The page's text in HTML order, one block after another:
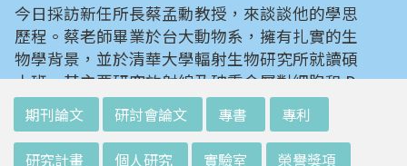
今日採訪新任所長蔡孟勳教授，來談談他的學思
歷程。蔡老師畢業於台大動物系，擁有扎實的生
物學背景，並於清華大學輻射生物研究所就讀碩
士班。其主要研究放射線及砷重金屬對細胞和 D
NA 的傷害及細胞表型的改變。就讀陽明大學博
士班時，選定研究長期暴露於低劑量輻射鋼筋下
對人體的影響，並比較其他國家高劑量暴露下的
期刊論文 研討會論文 專書 專利
研究計畫 個人研究 實驗室 榮譽獎項